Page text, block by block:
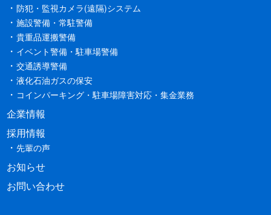
防犯・監視カメラ(遠隔)システム
施設警備・常駐警備
貴重品運搬警備
イベント警備・駐車場警備
交通誘導警備
液化石油ガスの保安
コインパーキング・駐車場障害対応・集金業務
企業情報
採用情報
先輩の声
お知らせ
お問い合わせ